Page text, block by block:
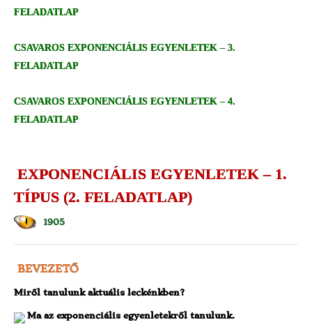
FELADATLAP
CSAVAROS EXPONENCIÁLIS EGYENLETEK – 3.
FELADATLAP
CSAVAROS EXPONENCIÁLIS EGYENLETEK – 4.
FELADATLAP
EXPONENCIÁLIS EGYENLETEK – 1.
TÍPUS (2. FELADATLAP)
1905
BEVEZETŐ
Miről tanulunk aktuális leckénkben?
Ma az exponenciális egyenletekről tanulunk.